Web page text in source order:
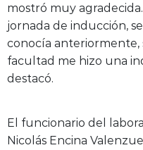
mostró muy
jornada de inducción,
conocía anteriormente,
facultad me hizo una
destacó.
El funcionario del
Nicolás Encina